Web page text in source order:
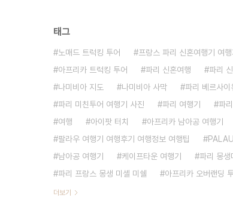
태그
노매드 트럭킹 투어 프랑스 파리 신혼여행기 여행
아프리카 트럭킹 투어
파리 신혼여행 파리
나미비아 지도
나미비아 사막 파리 베르사
파리 미친투어 여행기 사진
파리 여행기 파
여행
아이팟 터치 아프리카 남아공 여행기
팔라우 여행기 여행후기 여행정보 여행팁
남아공 여행기
케이프타운 여행기
파리 몽
파리 프랑스 몽생 미셸 미쉘
아프리카 오버랜딩
더보기